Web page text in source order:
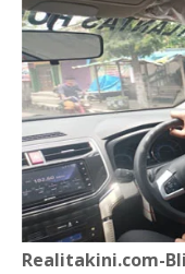
Realitakini.com-